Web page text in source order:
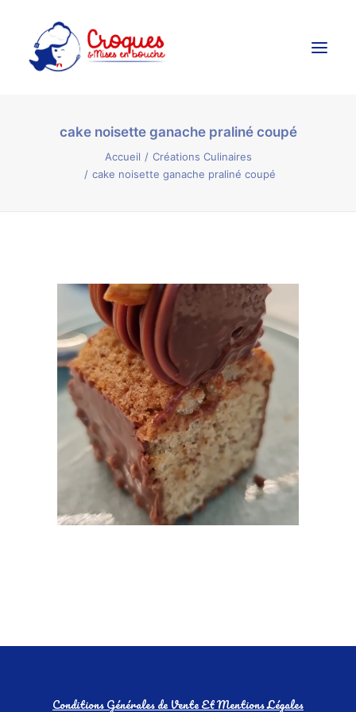
Accueil
Ateliers Culinaires
Galerie
Contact
cake noisette ganache praliné coupé
Accueil
Créations Culinaires
cake noisette ganache praliné coupé
Conditions Générales de Vente Et Mentions Légales